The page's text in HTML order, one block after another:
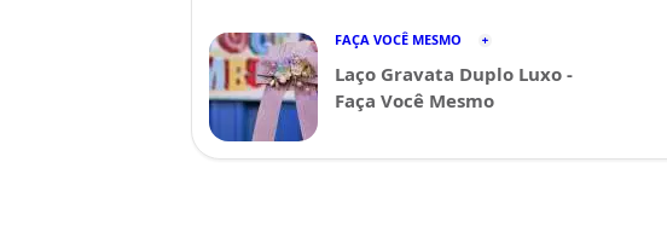
FAÇA VOCÊ MESMO
Laço Gravata Duplo Luxo -
Faça Você Mesmo